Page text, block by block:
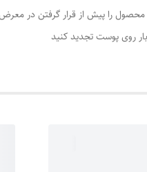
محصول را پیش از قرار گرفتن در
روی پوست تجدید کنید